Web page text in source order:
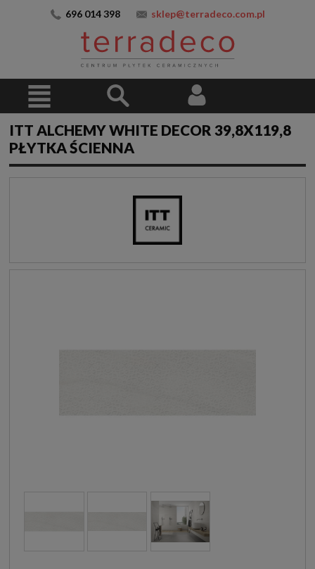
696 014 398 sklep@terradeco.com.pl
ITT ALCHEMY WHITE DECOR 39,8X119,8
PŁYTKA ŚCIENNA